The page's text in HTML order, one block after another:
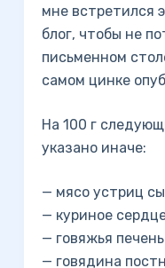
мне встретился
блог, чтобы не
письменном
самом цинке
На 100 г
указано иначе:
— мясо устриц
— куриное
— говяжья
— говядина